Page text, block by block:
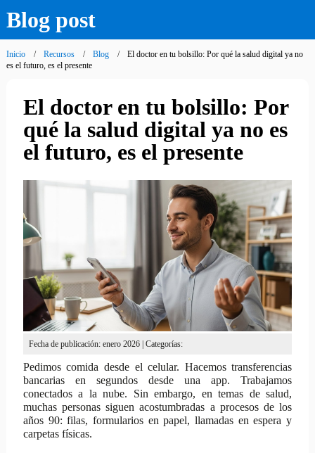
Blog post
Inicio Recursos Blog
El doctor en tu bolsillo: Por qué la salud digital ya no
es el futuro, es el presente
El doctor en tu bolsillo: Por
qué la salud digital ya no es
el futuro, es el presente
Fecha de publicación: enero 2026 | Categorías:
Pedimos comida desde el celular. Hacemos transferencias
bancarias en segundos desde una app. Trabajamos
conectados a la nube. Sin embargo, en temas de salud,
muchas personas siguen acostumbradas a procesos de los
años 90: filas, formularios en papel, llamadas en espera y
carpetas físicas.